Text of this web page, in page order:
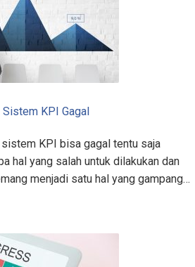
Sistem KPI Gagal
sistem KPI bisa gagal tentu saja
hal yang salah untuk dilakukan dan
menjadi satu hal yang gampang…